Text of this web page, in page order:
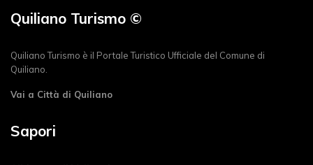
Quiliano Turismo ©
Quiliano Turismo è il Portale Turistico Ufficiale del Comune di
Quiliano.
Vai a Città di Quiliano
Sapori